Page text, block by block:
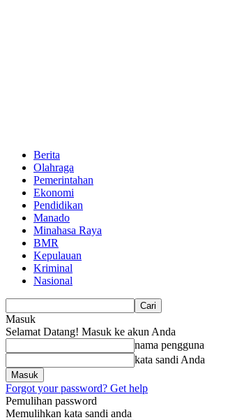
Berita
Olahraga
Pemerintahan
Ekonomi
Pendidikan
Manado
Minahasa Raya
BMR
Kepulauan
Kriminal
Nasional
Masuk
Selamat Datang! Masuk ke akun Anda
nama pengguna
kata sandi Anda
Forgot your password? Get help
Pemulihan password
Memulihkan kata sandi anda